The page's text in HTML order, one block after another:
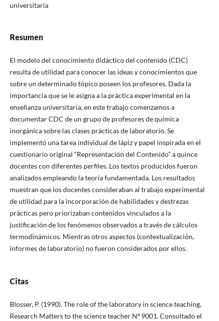
universitaria
Resumen
El modelo del conocimiento didáctico del contenido (CDC)
resulta de utilidad para conocer las ideas y conocimientos que
sobre un determinado tópico poseen los profesores. Dada la
importancia que se le asigna a la práctica experimental en la
enseñanza universitaria, en este trabajo comenzamos a
documentar CDC de un grupo de profesores de química
inorgánica sobre las clases prácticas de laboratorio. Se
implementó una tarea individual de lápiz y papel inspirada en el
cuestionario original “Representación del Contenido” a quince
docentes con diferentes perfiles. Los textos producidos fueron
analizados empleando la teoría fundamentada. Los resultados
muestran que los docentes consideraban al trabajo experimental
de utilidad para la incorporación de habilidades y destrezas
prácticas pero priorizaban contenidos vinculados a la
justificación de los fenómenos observados a través de cálculos
termodinámicos. Mientras otros aspectos (contextualización,
informes de laboratorio) no fueron considerados por ellos.
Citas
Blosser, P. (1990). The role of the laboratory in science teaching,
Research Matters to the science teacher Nº 9001. Consultado el